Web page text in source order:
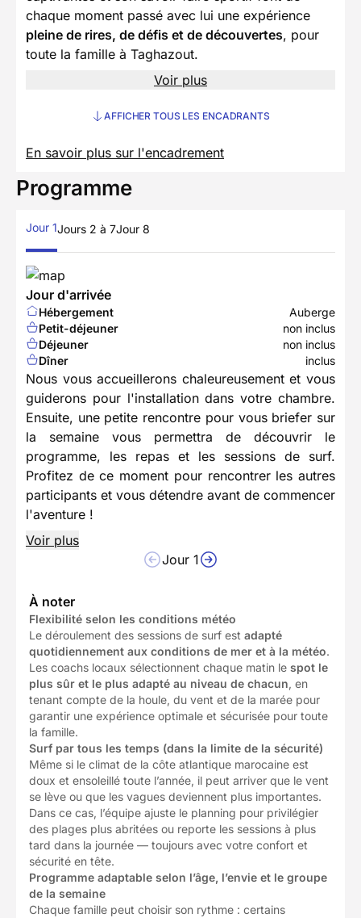
chaque moment passé avec lui une expérience
pleine de rires, de défis et de découvertes, pour
toute la famille à Taghazout.
Voir plus
AFFICHER TOUS LES ENCADRANTS
En savoir plus sur l'encadrement
Programme
Jour 1Jours 2 à 7Jour 8
Jour d'arrivée
Hébergement
Auberge
Petit-déjeuner
non inclus
Déjeuner
non inclus
Dîner
inclus
Nous vous accueillerons chaleureusement et vous
guiderons pour l'installation dans votre chambre.
Ensuite, une petite rencontre pour vous briefer sur
la semaine vous permettra de découvrir le
programme, les repas et les sessions de surf.
Profitez de ce moment pour rencontrer les autres
participants et vous détendre avant de commencer
l'aventure !
Voir plus
Jour 1
À noter
Flexibilité selon les conditions météo
Le déroulement des sessions de surf est adapté
quotidiennement aux conditions de mer et à la météo.
Les coachs locaux sélectionnent chaque matin le spot le
plus sûr et le plus adapté au niveau de chacun, en
tenant compte de la houle, du vent et de la marée pour
garantir une expérience optimale et sécurisée pour toute
la famille.
Surf par tous les temps (dans la limite de la sécurité)
Même si le climat de la côte atlantique marocaine est
doux et ensoleillé toute l’année, il peut arriver que le vent
se lève ou que les vagues deviennent plus importantes.
Dans ce cas, l’équipe ajuste le planning pour privilégier
des plages plus abritées ou reporte les sessions à plus
tard dans la journée — toujours avec votre confort et
sécurité en tête.
Programme adaptable selon l’âge, l’envie et le groupe
de la semaine
Chaque famille peut choisir son rythme : certains